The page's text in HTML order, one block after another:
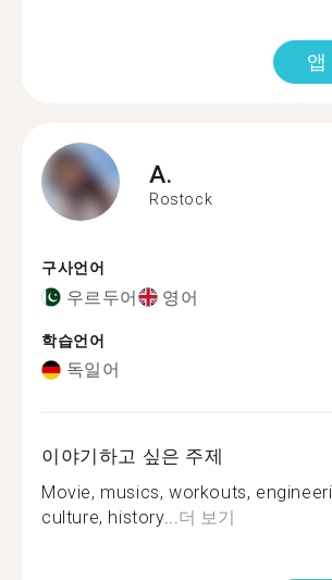
앱
A.
Rostock
구사언어
우르두어 영어
학습언어
독일어
이야기하고 싶은 주제
Movie, musics, workouts,
culture, history...더 보기